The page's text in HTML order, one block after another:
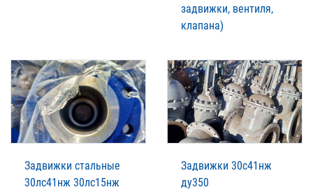
задвижки, вентиля,
клапана)
Задвижки стальные
30лс41нж 30лс15нж
Задвижки 30с41нж
ду350